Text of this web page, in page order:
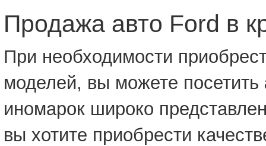
Продажа авто Ford в
При необходимости
моделей, вы можете посетить
иномарок широко
вы хотите приобрести